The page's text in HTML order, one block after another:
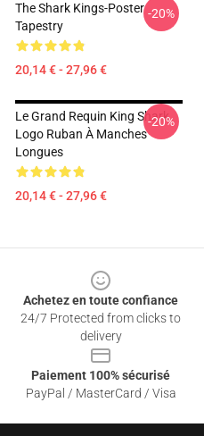
The Shark Kings-Poster
Tapestry
20,14 € - 27,96 €
-20%
Le Grand Requin King Shark
Logo Ruban À Manches
Longues
20,14 € - 27,96 €
-20%
Achetez en toute confiance
24/7 Protected from clicks to
delivery
Paiement 100% sécurisé
PayPal / MasterCard / Visa